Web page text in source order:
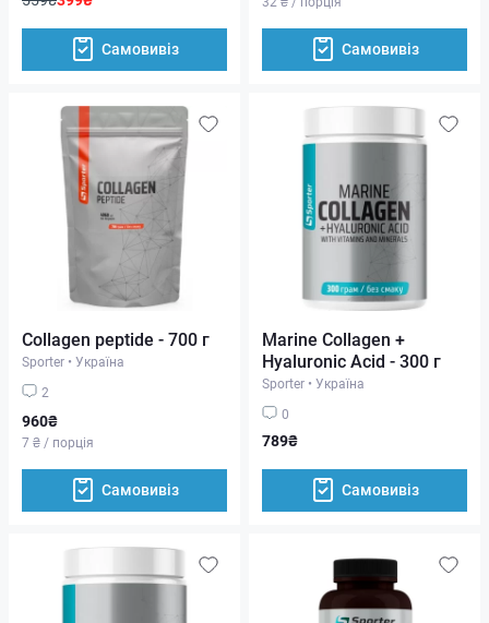
Самовивіз Самовивіз
Collagen peptide - 700 г
Sporter • Україна
2
960₴
7 ₴ / порція
Самовивіз
Marine Collagen +
Hyaluronic Acid - 300 г
Sporter • Україна
0
789₴
Самовивіз